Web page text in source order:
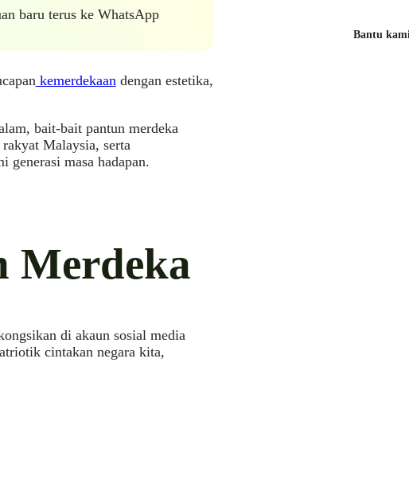
baru terus ke WhatsApp
kemerdekaandengan estetika,
bait-bait pantun merdeka
Malaysia, serta
generasi masa hadapan.
Merdeka
di akaun sosial media
cintakan negara kita,
Bantu